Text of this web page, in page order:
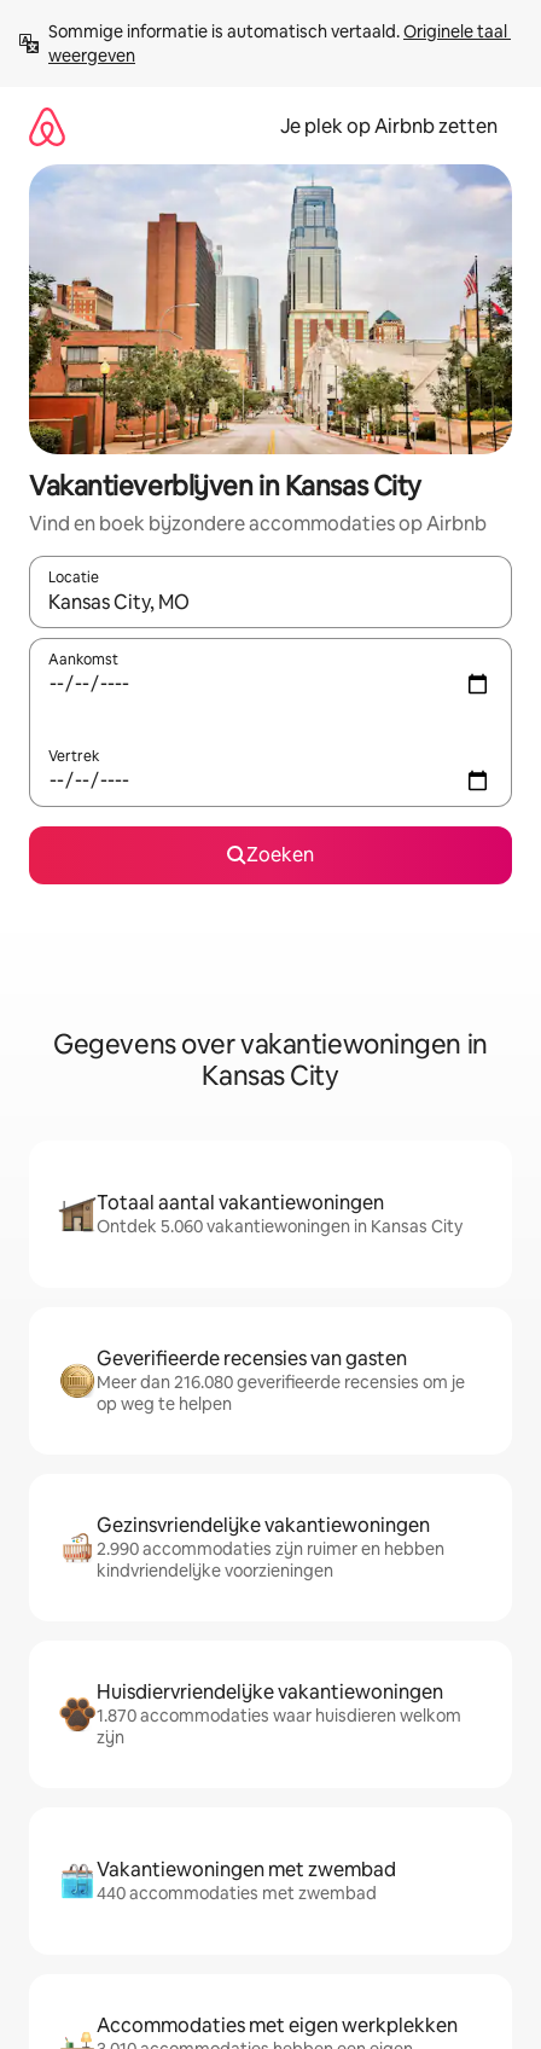
direct
naar
Sommige informatie is automatisch vertaald. Originele taal
weergeven
Je plek op Airbnb zetten
Vakantieverblijven in Kansas City
Vind en boek bijzondere accommodaties op Airbnb
Locatie
Wanneer er resultaten beschikbaar zijn, maak je een keuze
Aankomst
Vertrek
Zoeken
Gegevens over vakantiewoningen in
Kansas City
Totaal aantal vakantiewoningen
Ontdek 5.060 vakantiewoningen in Kansas City
Geverifieerde recensies van gasten
Meer dan 216.080 geverifieerde recensies om je
op weg te helpen
Gezinsvriendelijke vakantiewoningen
2.990 accommodaties zijn ruimer en hebben
kindvriendelijke voorzieningen
Huisdiervriendelijke vakantiewoningen
1.870 accommodaties waar huisdieren welkom
zijn
Vakantiewoningen met zwembad
440 accommodaties met zwembad
Accommodaties met eigen werkplekken